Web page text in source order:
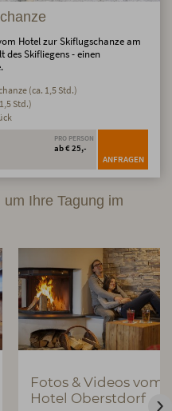
Hotel zur Skiflugschanze am
des Skifliegens - einen
(ca. 1,5 Std.)
Std.)
PRO PERSON
ab € 25,-
ANFRAGEN
Ihre Tagung im
Fotos & Videos vom
Hotel Oberstdorf